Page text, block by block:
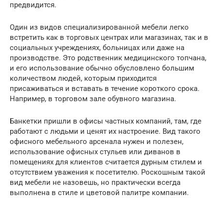
предвидится.
Один из видов специализированной мебели легко
встретить как в торговых центрах или магазинах, так и в
социальных учреждениях, больницах или даже на
производстве. Это родственник медицинского топчана,
и его использование обычно обусловлено большим
количеством людей, которым приходится
присаживаться и вставать в течение короткого срока.
Например, в торговом зале обувного магазина.
Банкетки пришли в офисы частных компаний, там, где
работают с людьми и ценят их настроение. Вид такого
офисного мебельного арсенала нужен и полезен,
использование офисных стульев или диванов в
помещениях для клиентов считается дурным стилем и
отсутствием уважения к посетителю. Роскошным такой
вид мебели не назовешь, но практически всегда
выполнена в стиле и цветовой палитре компании.